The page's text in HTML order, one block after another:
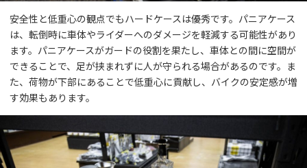
安全性と低重心の観点でもハードケースは優秀です。パニアケース
は、転倒時に車体やライダーへのダメージを軽減する可能性があり
ます。パニアケースがガードの役割を果たし、車体との間に空間が
できることで、足が挟まれずに人が守られる場合があるのです。ま
た、荷物が下部にあることで低重心に貢献し、バイクの安定感が増
す効果もあります。